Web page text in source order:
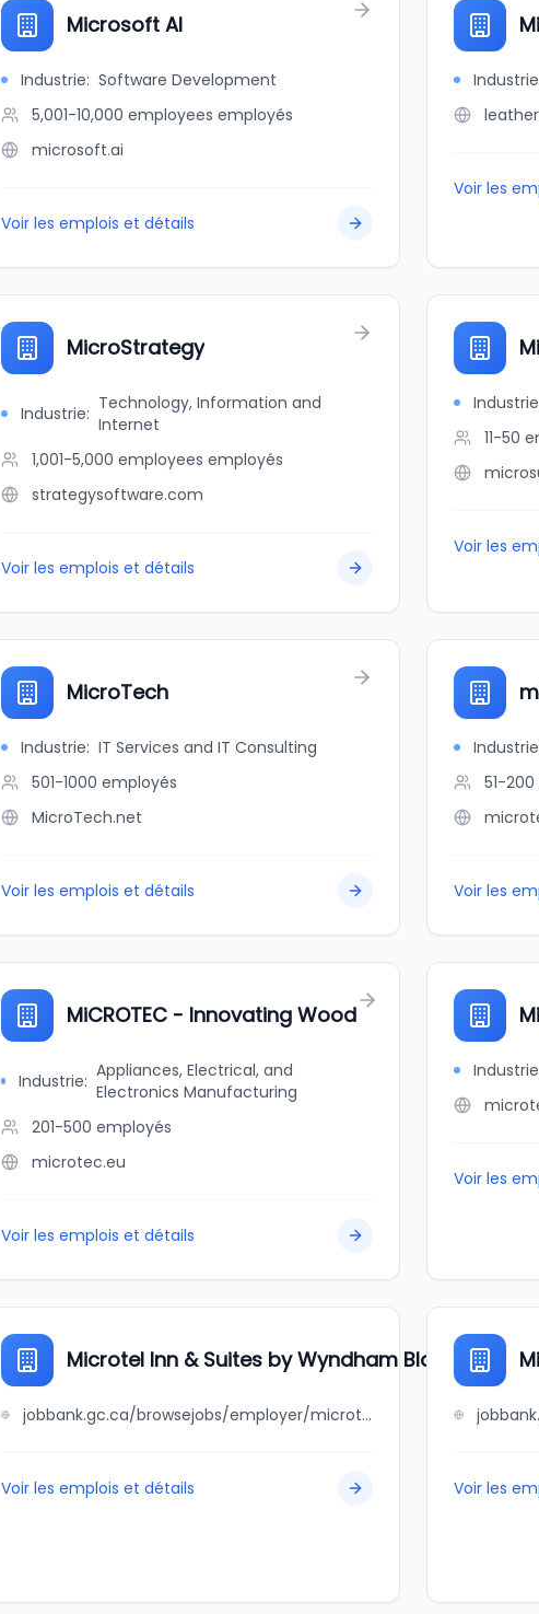
Microsoft AI
Industrie: Software Development
5,001-10,000 employees employés
microsoft.ai
Voir les emplois et détails
Industrie
Voir les
MicroStrategy
Industrie: Technology, Information and
Internet
1,001-5,000 employees employés
strategysoftware.com
Voir les emplois et détails
Industrie
11-50
Voir les
MicroTech
Industrie: IT Services and IT Consulting
501-1000 employés
MicroTech.net
Voir les emplois et détails
Industrie
51-200
Voir les
MiCROTEC - Innovating Wood
Industrie: Appliances, Electrical, and
Electronics Manufacturing
201-500 employés
microtec.eu
Voir les emplois et détails
Industrie
Voir les
Microtel Inn & Suites by Wyndham Blackfalds
jobbank.gc.ca/browsejobs/employer/microtel+inn+%26+suites+by+wyndham+blackfalds/ca
Voir les emplois et détails Voir les